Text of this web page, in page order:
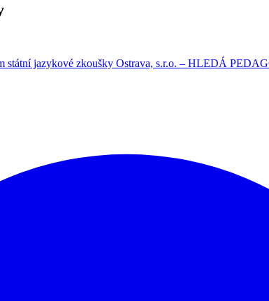
státní jazykové zkoušky Ostrava, s.r.o. – HLEDÁ